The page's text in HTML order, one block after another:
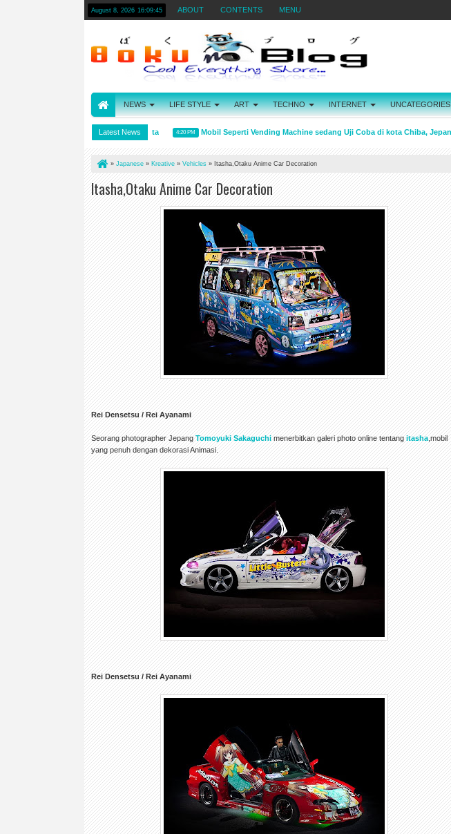
August 8, 2026 16:09:46 ABOUT CONTENTS MENU
NEWS LIFE STYLE ART TECHNO INTERNET UNCATEGORIES
Latest News
Arti kata Wibu, Otaku, dan Wota 4:20 PM Mobil Seperti Vending Machine sedang Uji Coba di kota Chiba, Jepang
» Japanese » Kreative » Vehicles » Itasha,Otaku Anime Car Decoration
Itasha,Otaku Anime Car Decoration
Rei Densetsu / Rei Ayanami
Seorang photographer JepangTomoyuki Sakaguchimenerbitkan galeri photo online tentangitasha,mobil
yang penuh dengan dekorasi Animasi.
Rei Densetsu / Rei Ayanami